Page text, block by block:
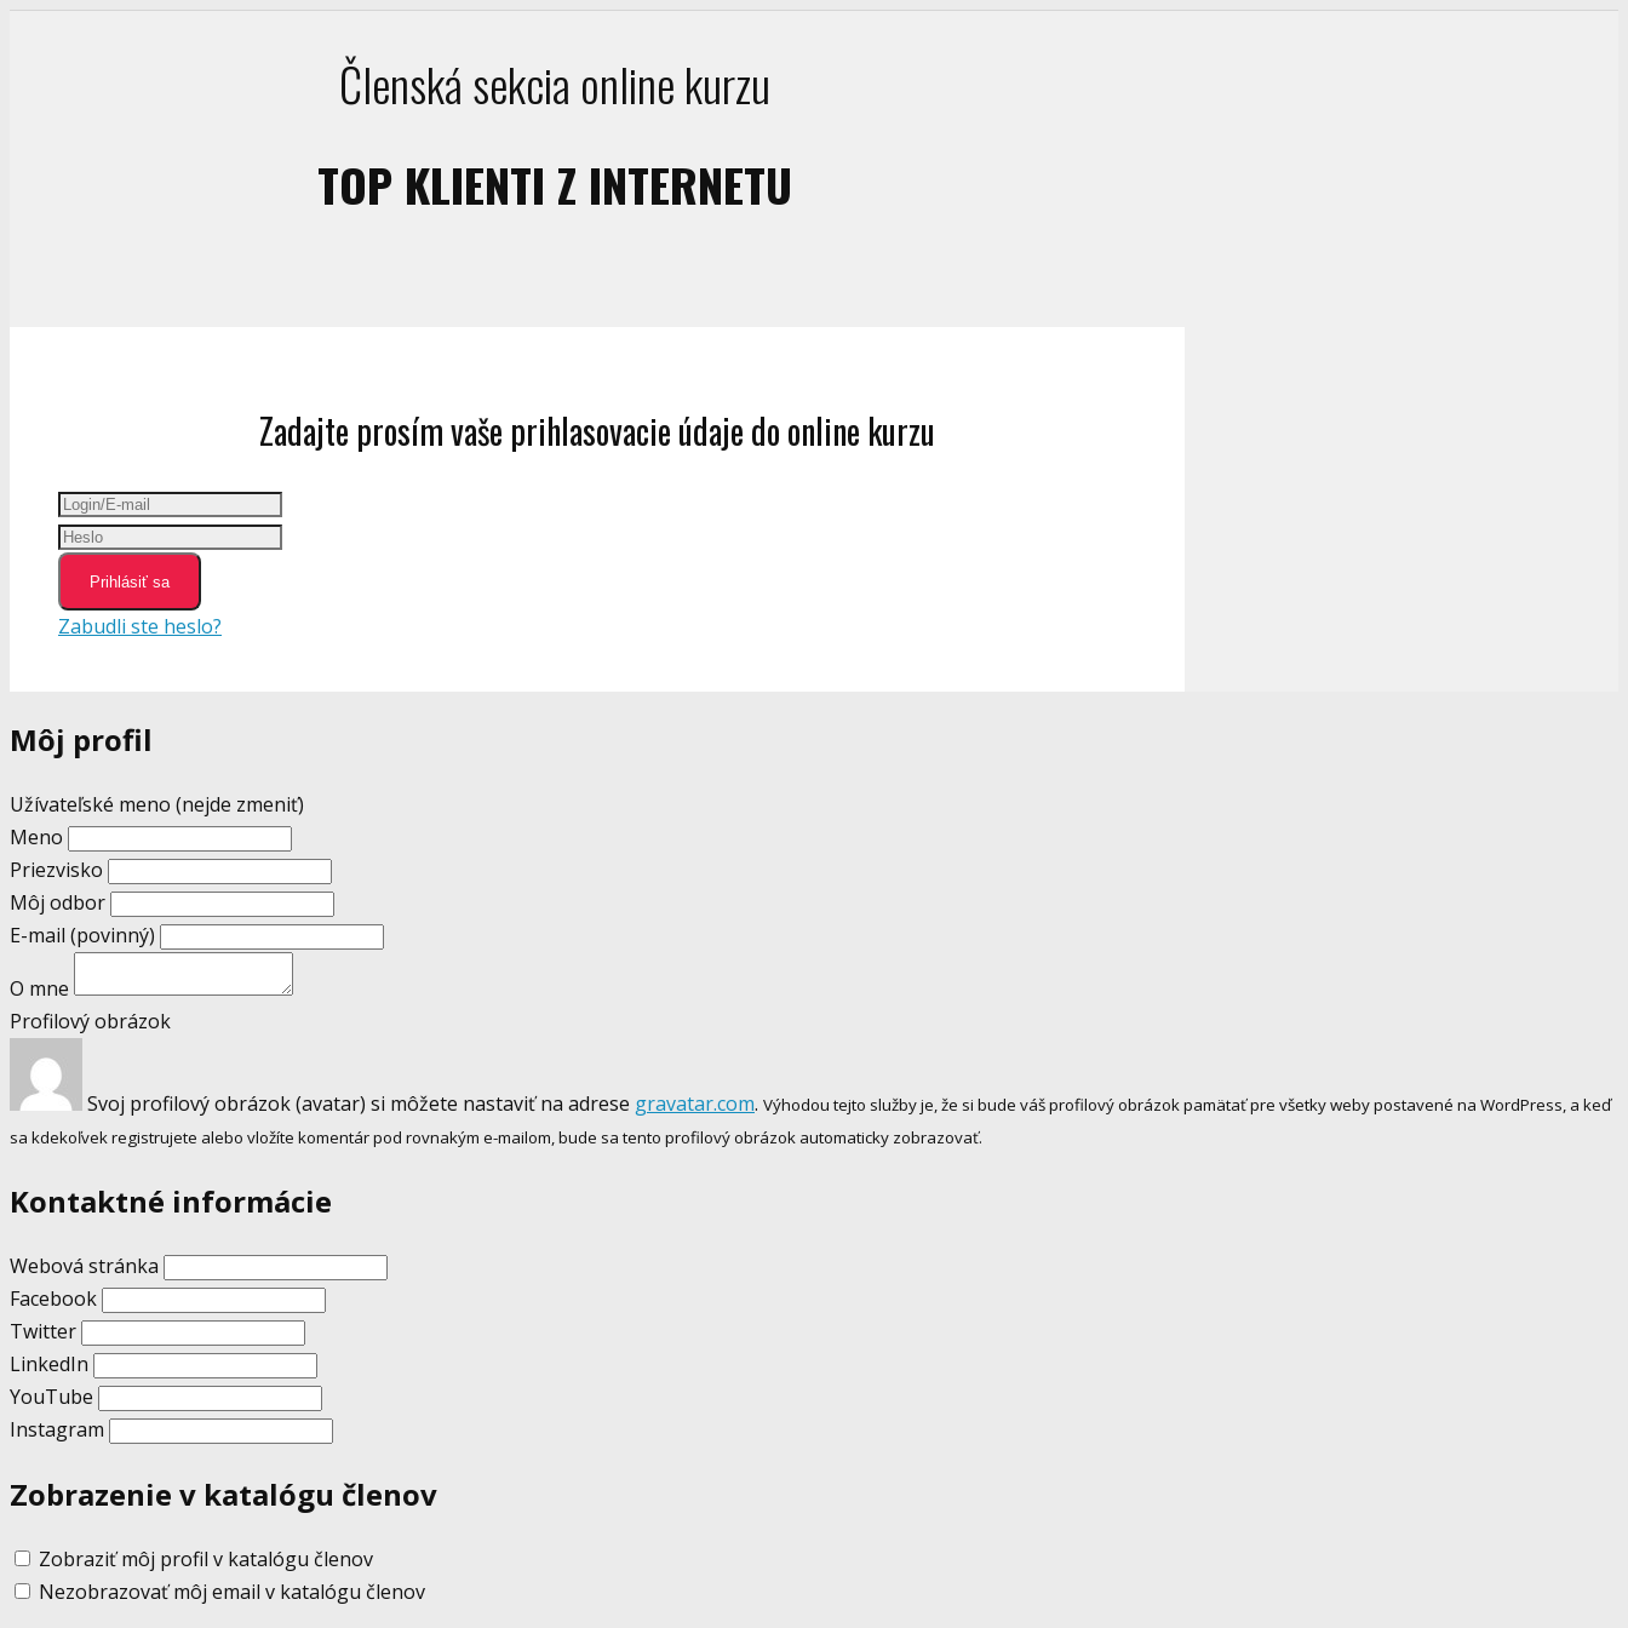
Členská sekcia online kurzu
TOP KLIENTI Z INTERNETU
Zadajte prosím vaše prihlasovacie údaje do online kurzu
Prihlásiť sa
Zabudli ste heslo?
Môj profil
Užívateľské meno (nejde zmeniť)
Meno
Priezvisko
Môj odbor
E-mail (povinný)
O mne
Profilový obrázok
Svoj profilový obrázok (avatar) si môžete nastaviť na adrese gravatar.com. Výhodou tejto služby je, že si bude váš profilový obrázok pamätať pre všetky weby postavené na WordPress, a keď
sa kdekoľvek registrujete alebo vložíte komentár pod rovnakým e-mailom, bude sa tento profilový obrázok automaticky zobrazovať.
Kontaktné informácie
Webová stránka
Facebook
Twitter
LinkedIn
YouTube
Instagram
Zobrazenie v katalógu členov
Zobraziť môj profil v katalógu členov
Nezobrazovať môj email v katalógu členov